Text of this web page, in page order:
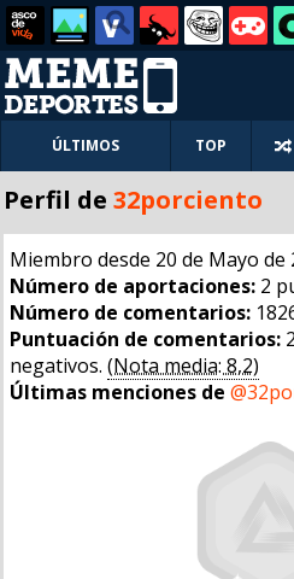
ÚLTIMOS TOP
Perfil de 32porciento
Miembro desde 20 de Mayo de
Número de aportaciones: 2
Número de comentarios:
Puntuación de comentarios:
negativos. (Nota media: 8,2)
Últimas menciones de